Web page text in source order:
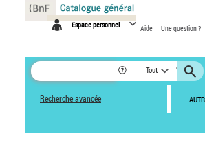
Espace personnel Aide Une question ?
Tout
Recherche avancée
Panneau de gestion des cookies